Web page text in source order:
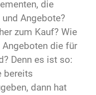
die
Angebote?
zum Kauf? Wie
die für
Denn es ist so:
bereits
dann hat